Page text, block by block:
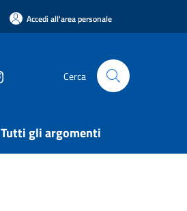
Accedi all'area personale
Cerca
Tutti gli argomenti